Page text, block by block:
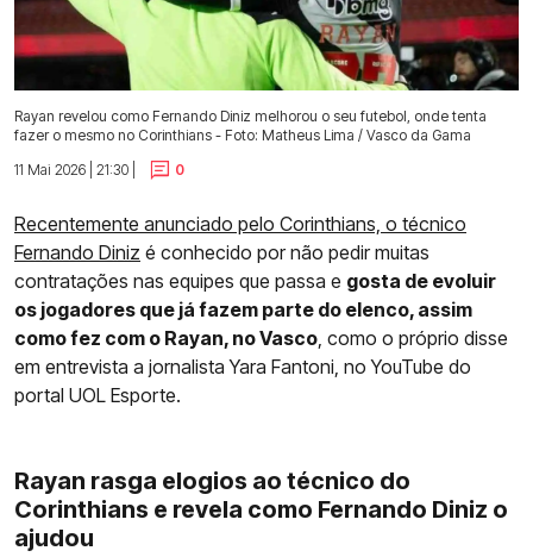
Rayan revelou como Fernando Diniz melhorou o seu futebol, onde tenta
fazer o mesmo no Corinthians - Foto: Matheus Lima / Vasco da Gama
11 Mai 2026 | 21:30 |
0
Recentemente anunciado pelo Corinthians, o técnico
Fernando Diniz é conhecido por não pedir muitas
contratações nas equipes que passa e gosta de evoluir
os jogadores que já fazem parte do elenco, assim
como fez com o Rayan, no Vasco, como o próprio disse
em entrevista a jornalista Yara Fantoni, no YouTube do
portal UOL Esporte.
Rayan rasga elogios ao técnico do
Corinthians e revela como Fernando Diniz o
ajudou